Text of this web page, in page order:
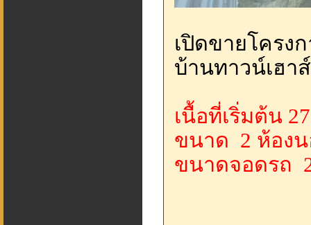
เปิดขายโครง
บ้านทาวน์เฮา
เนื้อที่เริ่มต้น
ขนาด 2 ห้อง
ขนาดจอดรถ